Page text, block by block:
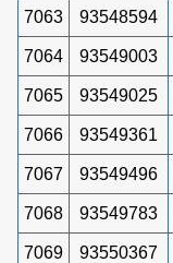
7063 93548594
7064 93549003
7065 93549025
7066 93549361
7067 93549496
7068 93549783
7069 93550367